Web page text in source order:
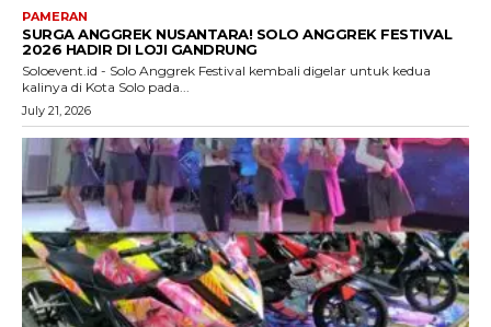
PAMERAN
SURGA ANGGREK NUSANTARA! SOLO ANGGREK FESTIVAL
2026 HADIR DI LOJI GANDRUNG
Soloevent.id - Solo Anggrek Festival kembali digelar untuk kedua
kalinya di Kota Solo pada...
July 21, 2026